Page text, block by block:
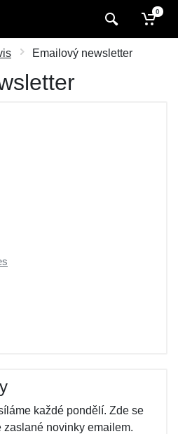
0
Emailový newsletter
každé pondělí. Zde se
zaslané novinky emailem.